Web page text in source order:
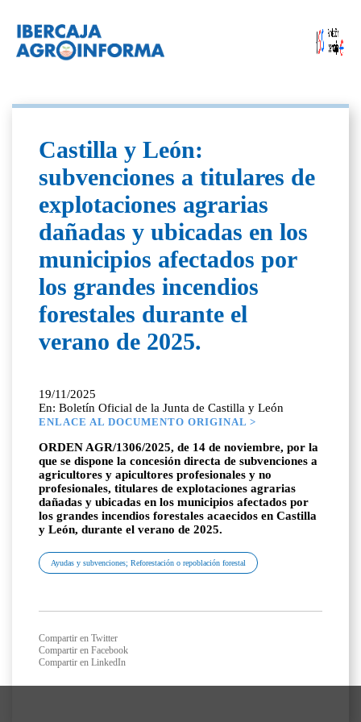
Castilla y León:
subvenciones a titulares de
explotaciones agrarias
dañadas y ubicadas en los
municipios afectados por
los grandes incendios
forestales durante el
verano de 2025.
19/11/2025
En: Boletín Oficial de la Junta de Castilla y León
ENLACE AL DOCUMENTO ORIGINAL >
ORDEN AGR/1306/2025, de 14 de noviembre, por la
que se dispone la concesión directa de subvenciones a
agricultores y apicultores profesionales y no
profesionales, titulares de explotaciones agrarias
dañadas y ubicadas en los municipios afectados por
los grandes incendios forestales acaecidos en Castilla
y León, durante el verano de 2025.
Ayudas y subvenciones; Reforestación o repoblación forestal
Compartir en Twitter
Compartir en Facebook
Compartir en LinkedIn